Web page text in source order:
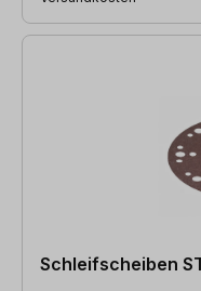
Schleifscheiben